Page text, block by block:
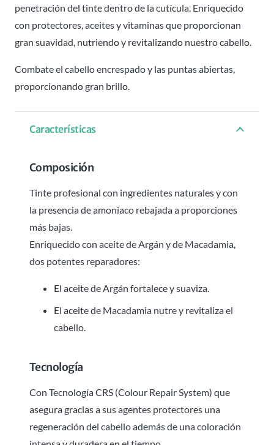
cantidad
penetración del tinte dentro de la cutícula. Enriquecido
con protectores, aceites y vitaminas que proporcionan
gran suavidad, nutriendo y revitalizando nuestro cabello.
Combate el cabello encrespado y las puntas abiertas,
proporcionando gran brillo.
Características
Composición
Tinte profesional con ingredientes naturales y con
la presencia de amoniaco rebajada a proporciones
más bajas.
Enriquecido con aceite de Argán y de Macadamia,
dos potentes reparadores:
El aceite de Argán fortalece y suaviza.
El aceite de Macadamia nutre y revitaliza el
cabello.
Tecnología
Con Tecnología CRS (Colour Repair System) que
asegura gracias a sus agentes protectores una
regeneración del cabello además de una coloración